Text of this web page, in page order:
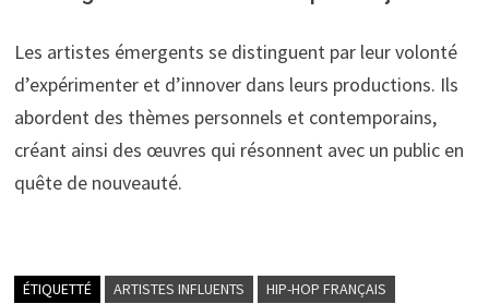
Les artistes émergents se distinguent par leur volonté
d’expérimenter et d’innover dans leurs productions. Ils
abordent des thèmes personnels et contemporains,
créant ainsi des œuvres qui résonnent avec un public en
quête de nouveauté.
ÉTIQUETTÉ ARTISTES INFLUENTS
HIP-HOP FRANÇAIS